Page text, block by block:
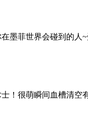
墨菲世界会碰到的人
！很萌瞬间血槽清空